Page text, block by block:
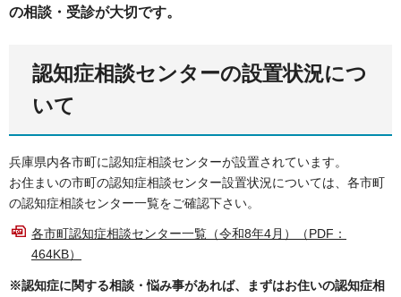
の相談・受診が大切です。
認知症相談センターの設置状況につ
いて
兵庫県内各市町に認知症相談センターが設置されています。
お住まいの市町の認知症相談センター設置状況については、各市町
の認知症相談センター一覧をご確認下さい。
各市町認知症相談センター一覧（令和8年4月）（PDF：
464KB）
※認知症に関する相談・悩み事があれば、まずはお住いの認知症相